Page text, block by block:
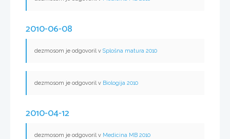
2010-06-08
dezmosom je odgovoril v Splošna matura 2010
dezmosom je odgovoril v Biologija 2010
2010-04-12
dezmosom je odgovoril v Medicina MB 2010